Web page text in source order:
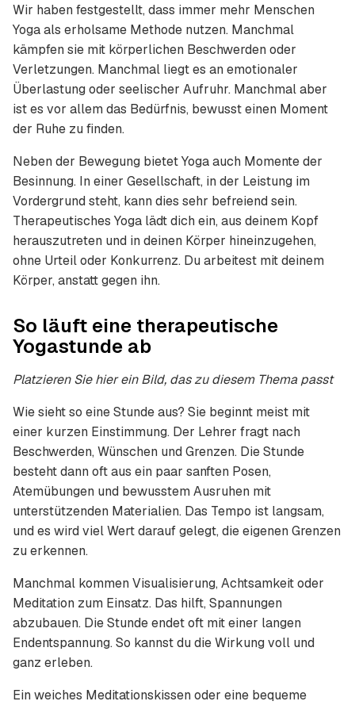
Wir haben festgestellt, dass immer mehr Menschen
Yoga als erholsame Methode nutzen. Manchmal
kämpfen sie mit körperlichen Beschwerden oder
Verletzungen. Manchmal liegt es an emotionaler
Überlastung oder seelischer Aufruhr. Manchmal aber
ist es vor allem das Bedürfnis, bewusst einen Moment
der Ruhe zu finden.
Neben der Bewegung bietet Yoga auch Momente der
Besinnung. In einer Gesellschaft, in der Leistung im
Vordergrund steht, kann dies sehr befreiend sein.
Therapeutisches Yoga lädt dich ein, aus deinem Kopf
herauszutreten und in deinen Körper hineinzugehen,
ohne Urteil oder Konkurrenz. Du arbeitest mit deinem
Körper, anstatt gegen ihn.
So läuft eine therapeutische
Yogastunde ab
Platzieren Sie hier ein Bild, das zu diesem Thema passt
Wie sieht so eine Stunde aus? Sie beginnt meist mit
einer kurzen Einstimmung. Der Lehrer fragt nach
Beschwerden, Wünschen und Grenzen. Die Stunde
besteht dann oft aus ein paar sanften Posen,
Atemübungen und bewusstem Ausruhen mit
unterstützenden Materialien. Das Tempo ist langsam,
und es wird viel Wert darauf gelegt, die eigenen Grenzen
zu erkennen.
Manchmal kommen Visualisierung, Achtsamkeit oder
Meditation zum Einsatz. Das hilft, Spannungen
abzubauen. Die Stunde endet oft mit einer langen
Endentspannung. So kannst du die Wirkung voll und
ganz erleben.
Ein weiches Meditationskissen oder eine bequeme